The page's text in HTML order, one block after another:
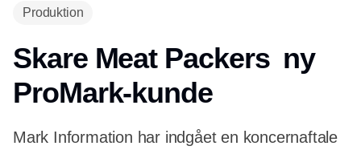
Produktion
Skare Meat Packers  ny
ProMark-kunde
Mark Information har indgået en koncernaftale